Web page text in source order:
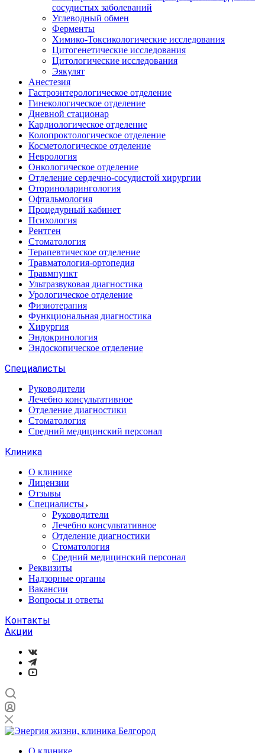
сосудистых заболеваний
Углеводный обмен
Ферменты
Химико-Токсикологические исследования
Цитогенетические исследования
Цитологические исследования
Эякулят
Анестезия
Гастроэнтерологическое отделение
Гинекологическое отделение
Дневной стационар
Кардиологическое отделение
Колопроктологическое отделение
Косметологическое отделение
Неврология
Онкологическое отделение
Отделение сердечно-сосудистой хирургии
Оториноларингология
Офтальмология
Процедурный кабинет
Психология
Рентген
Стоматология
Терапевтическое отделение
Травматология-ортопедия
Травмпункт
Ультразвуковая диагностика
Урологическое отделение
Физиотерапия
Функциональная диагностика
Хирургия
Эндокринология
Эндоскопическое отделение
Специалисты
Руководители
Лечебно консультативное
Отделение диагностики
Стоматология
Средний медицинский персонал
Клиника
О клинике
Лицензии
Отзывы
Специалисты
Руководители
Лечебно консультативное
Отделение диагностики
Стоматология
Средний медицинский персонал
Реквизиты
Надзорные органы
Вакансии
Вопросы и ответы
Контакты
Акции
О клинике